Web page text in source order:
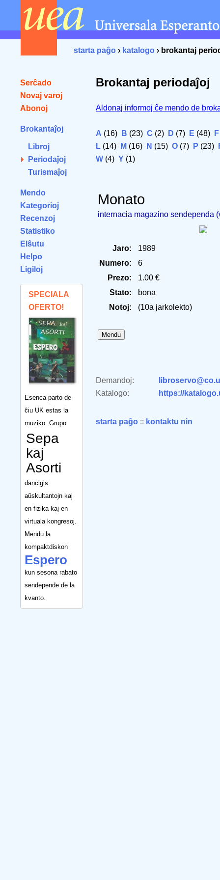
starta paĝo › katalogo › brokantaj
Serĉado
Novaj varoj
Abonoj
Brokantaĵoj
Libroj
Periodaĵoj
Turismaĵoj
Mendo
Kategorioj
Recenzoj
Statistiko
Elŝutu
Helpo
Ligiloj
SPECIALA
OFERTO!
Esenca parto de
ĉiu UK estas la
muziko. Grupo
Sepa
kaj
Asorti
dancigis
aŭskultantojn kaj
en fizika kaj en
virtuala kongresoj.
Mendu la
kompaktdiskon
Espero
kun sesona rabato
sendepende de la
kvanto.
Brokantaj periodaĵoj
Aldonaj informoj ĉe mendo de
A (16) B (23) C (2) D (7) E (48) F
L (14) M (16) N (15) O (7) P (23)
W (4) Y (1)
Monato
internacia magazino sendependa
Jaro:
1989
Numero:
6
Prezo:
1.00 €
Stato:
bona
Notoj:
(10a jarkolekto)
Demandoj:
Katalogo:
https://
starta paĝo :: kontaktu nin